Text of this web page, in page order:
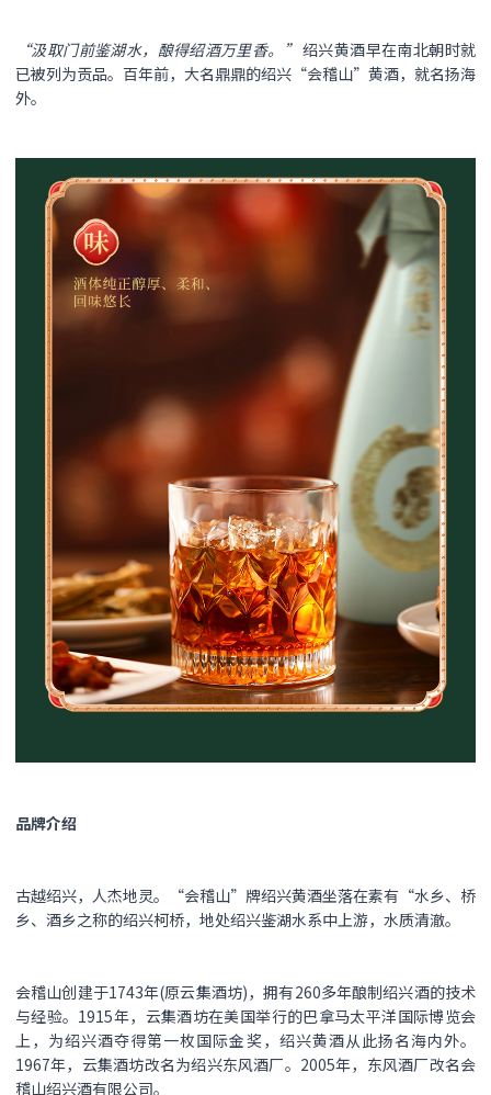
“汲取门前鉴湖水，酿得绍酒万里香。”绍兴黄酒早在南北朝时就
已被列为贡品。百年前，大名鼎鼎的绍兴“会稽山”黄酒，就名扬海
外。
品牌介绍
古越绍兴，人杰地灵。“会稽山”牌绍兴黄酒坐落在素有“水乡、桥
乡、酒乡之称的绍兴柯桥，地处绍兴鉴湖水系中上游，水质清澈。
会稽山创建于1743年(原云集酒坊)，拥有260多年酿制绍兴酒的技术
与经验。1915年，云集酒坊在美国举行的巴拿马太平洋国际博览会
上，为绍兴酒夺得第一枚国际金奖，绍兴黄酒从此扬名海内外。
1967年，云集酒坊改名为绍兴东风酒厂。2005年，东风酒厂改名会
稽山绍兴酒有限公司。